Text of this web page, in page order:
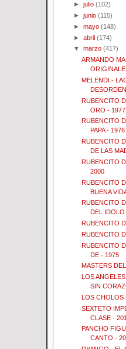
►julio (102)
►junio (115)
►mayo (148)
►abril (174)
▼marzo (417)
ARMANDO
MELENDI -
RUBENCITO
ORO - 1977
RUBENCITO
PAPA - 1976
RUBENCITO
DE LAS
RUBENCITO
2000
RUBENCITO
BUENA
RUBENCITO
DEL
RUBENCITO
RUBENCITO
RUBENCITO
DE - 1975
MASTERS
LOS
SIN
LOS CHOLOS
SEXTETO
CLASE -
PANCHO
CANTO -